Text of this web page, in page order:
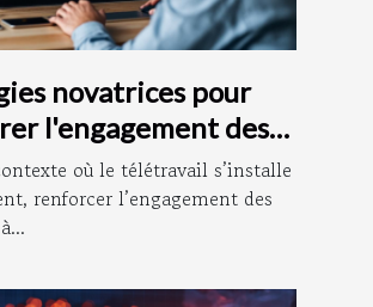
novatrices pour
l'engagement des
à distance
où le télétravail s’installe
renforcer l’engagement des